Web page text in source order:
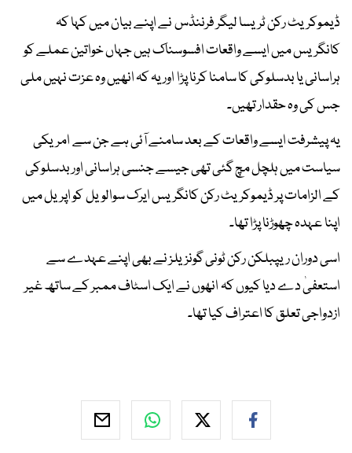
ڈیموکریٹ رکن ٹریسا لیگر فرننڈس نے اپنے بیان میں کہا کہ
کانگریس میں ایسے واقعات افسوسناک ہیں جہاں خواتین عملے کو
ہراسانی یا بدسلوکی کا سامنا کرنا پڑا اور یہ کہ انھیں وہ عزت نہیں ملی
جس کی وہ حقدار تھیں۔
یہ پیشرفت ایسے واقعات کے بعد سامنے آئی ہے جن سے امریکی
سیاست میں ہلچل مچ گئی تھی جیسے جنسی ہراسانی اور بدسلوکی
کے الزامات پر ڈیموکریٹ رکن کانگریس ایرک سوالویل کو اپریل میں
اپنا عہدہ چھوڑنا پڑا تھا۔
اسی دوران ریپبلکن رکن ٹونی گونزیلز نے بھی اپنے عہدے سے
استعفیٰ دے دیا کیوں کہ انھوں نے ایک اسٹاف ممبر کے ساتھ غیر
ازدواجی تعلق کا اعتراف کیا تھا۔